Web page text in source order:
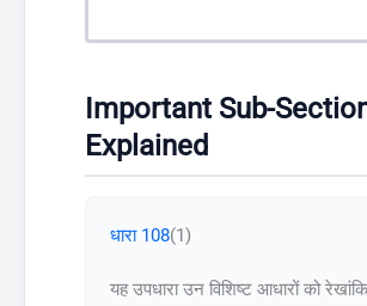
Important Sub-
Explained
धारा 108(1)
यह उपधारा उन विशिष्ट आधारों को